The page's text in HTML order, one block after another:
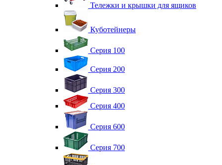
Тележки и крышки для ящиков
Куботейнеры
Серия 100
Серия 200
Серия 300
Серия 400
Серия 600
Серия 700